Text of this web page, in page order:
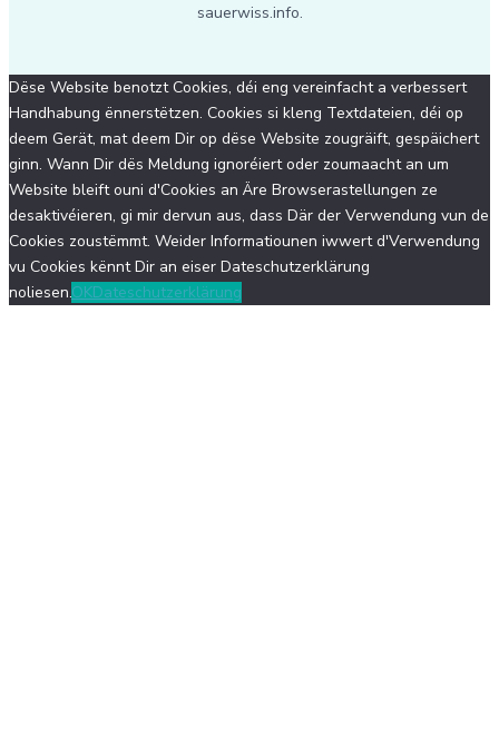
sauerwiss.info.
Dëse Website benotzt Cookies, déi eng vereinfacht a verbessert
Handhabung ënnerstëtzen. Cookies si kleng Textdateien, déi op
deem Gerät, mat deem Dir op dëse Website zougräift, gespäichert
ginn. Wann Dir dës Meldung ignoréiert oder zoumaacht an um
Website bleift ouni d'Cookies an Äre Browserastellungen ze
desaktivéieren, gi mir dervun aus, dass Där der Verwendung vun de
Cookies zoustëmmt. Weider Informatiounen iwwert d'Verwendung
vu Cookies kënnt Dir an eiser Dateschutzerklärung
noliesen.OKDateschutzerklärung